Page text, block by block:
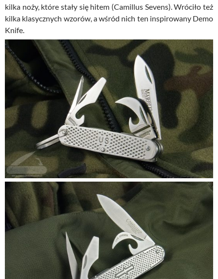
kilka noży, które stały się hitem (Camillus Sevens). Wróciło też
kilka klasycznych wzorów, a wśród nich ten inspirowany Demo
Knife.